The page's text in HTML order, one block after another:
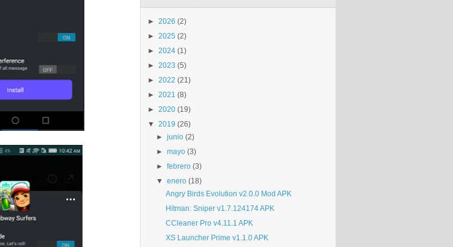
► 2026 (2)
► 2025 (2)
► 2024 (1)
► 2023 (5)
► 2022 (21)
► 2021 (8)
► 2020 (19)
▼ 2019 (26)
►junio (2)
►mayo (3)
►febrero (3)
▼enero (18)
Angry Birds Evolution v2.0.0 Mod APK
Hitman: Sniper v1.7.124174 APK
CCleaner Pro v4.11.1 APK
XS Launcher Prime v1.1.0 APK